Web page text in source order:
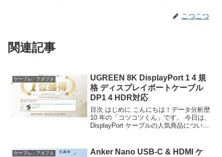
こつこつ
関連記事
ケーブル・アダプタ
UGREEN 8K DisplayPort 1 4 規
格 ディスプレイポートケーブル
DP1 4 HDR対応
目次 はじめに こんにちは！データ分析歴
10 年の「コツコツくん」です。 今日は、
DisplayPort ケーブルの人気商品について
「失敗したくない」とい...
ケーブル・アダプタ
Anker Nano USB-C & HDMI ケ